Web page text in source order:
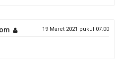
19 Maret 2021 pukul 07.00